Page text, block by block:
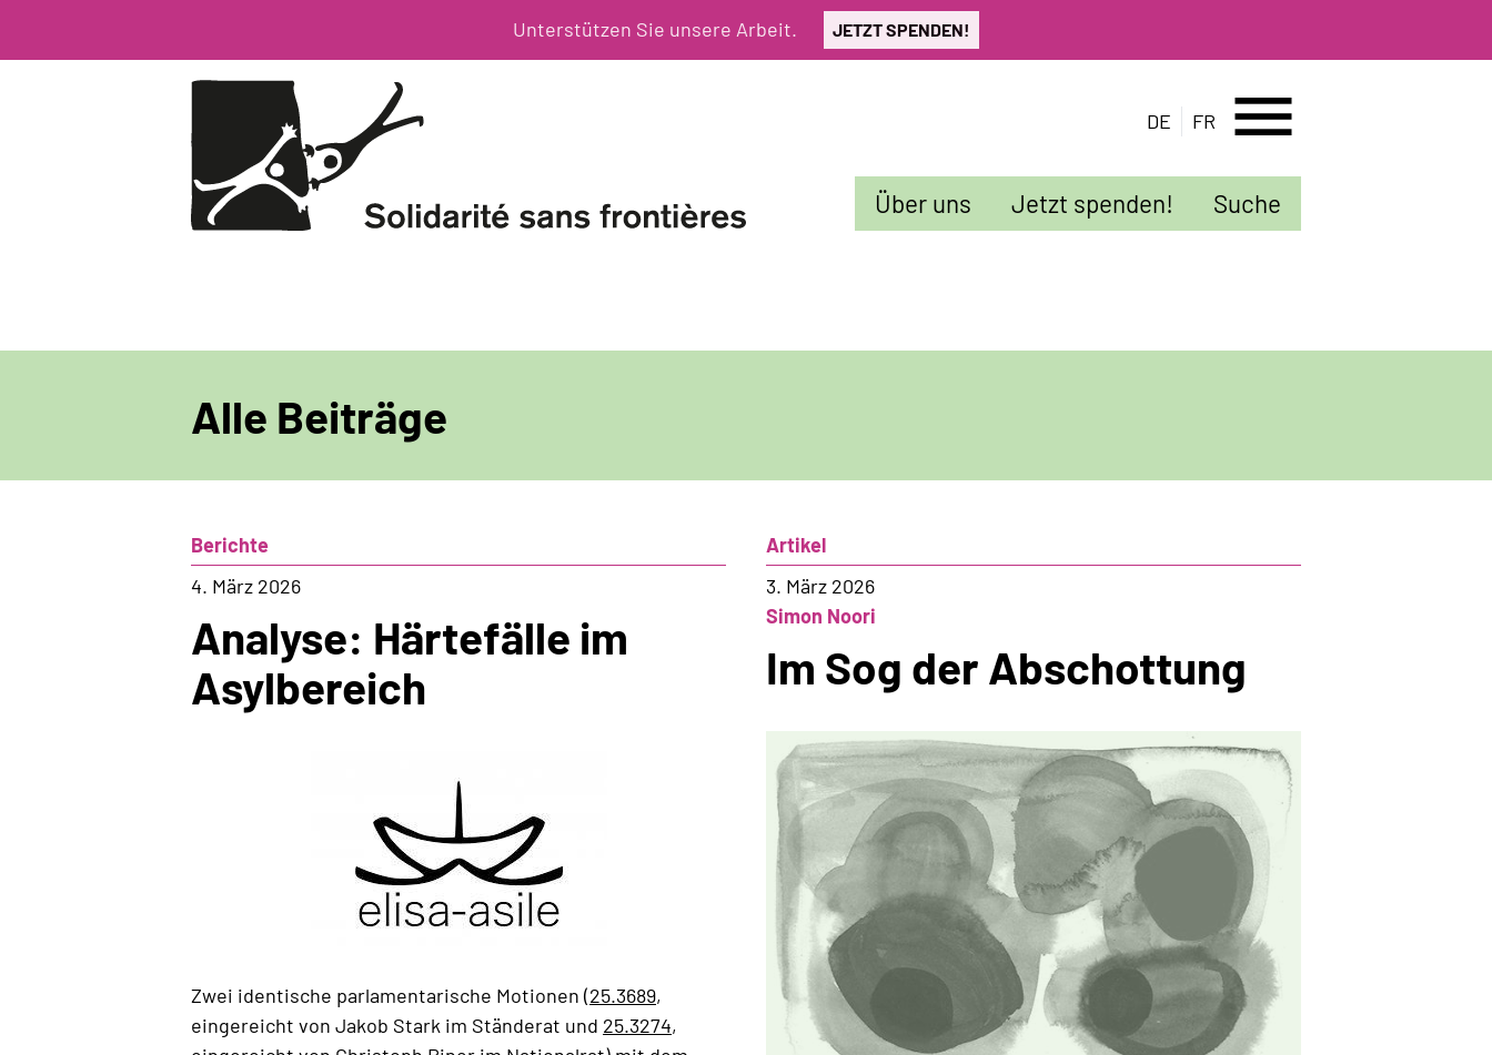
Unterstützen Sie unsere Arbeit. JETZT SPENDEN!
DE FR menu
Sekundarmenü
Über uns Jetzt spenden! Suche
Alle Beiträge
Berichte
4. März 2026
Analyse: Härtefälle im
Asylbereich
Zwei identische parlamentarische Motionen (25.3689,
eingereicht von Jakob Stark im Ständerat und 25.3274,
Artikel
3. März 2026
Simon Noori
Im Sog der Abschottung